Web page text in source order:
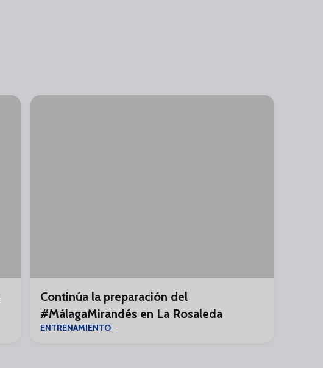
Continúa la preparación del
#MálagaMirandés en La Rosaleda
ENTRENAMIENTO